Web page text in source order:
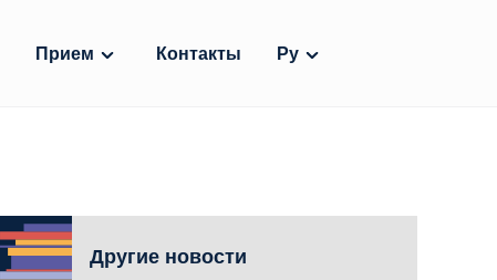
Прием Контакты Ру
Другие новости